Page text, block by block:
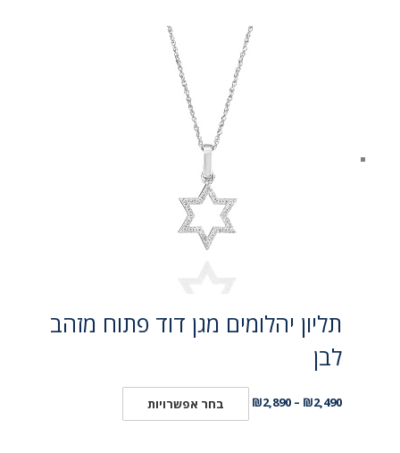
תליון יהלומים מגן דוד פתוח מזהב
לבן
₪2,490
–
₪2,890 בחר אפשרויות